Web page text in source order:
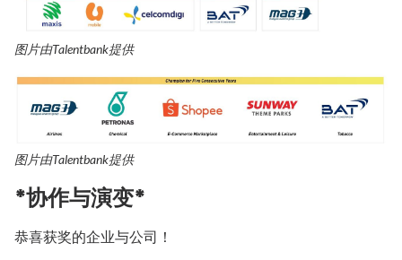
图片由Talentbank提供
图片由Talentbank提供
*协作与演变*
恭喜获奖的企业与公司！